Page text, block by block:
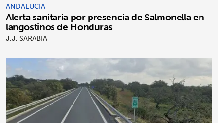
ANDALUCÍA
Alerta sanitaria por presencia de Salmonella en
langostinos de Honduras
J.J. SARABIA